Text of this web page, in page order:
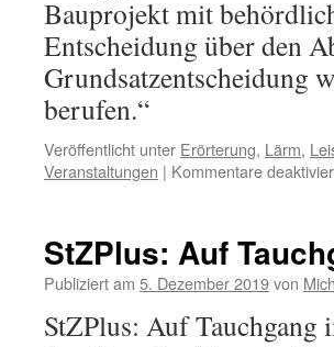
Bauprojekt mit
Entscheidung über den
Grundsatzentscheidung
berufen.“
Veröffentlicht unter Erörterung, Lärm,
Veranstaltungen | Kommentare
StZPlus: Auf
Publiziert am 5. Dezember 2019von
StZPlus: Auf Tauchgang